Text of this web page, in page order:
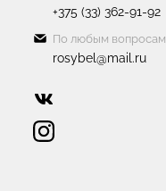
+375 (33) 362-91-92
По любым вопросам
rosybel@mail.ru